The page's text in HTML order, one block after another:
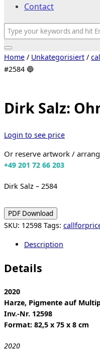
Contact
Search
for:
Toggle
sidebar
&
Home / Unkategorisiert /
#2584 🔵
Dirk Salz:
Login to see price
Or reserve artwork /
+49 201 72 66 203
Dirk Salz – 2584
PDF Download
SKU: 12598 Tags:
Description
Details
2020
Harze, Pigmente auf
Inv.-Nr. 12598
Format: 82,5 x 75 x 8 cm
2020